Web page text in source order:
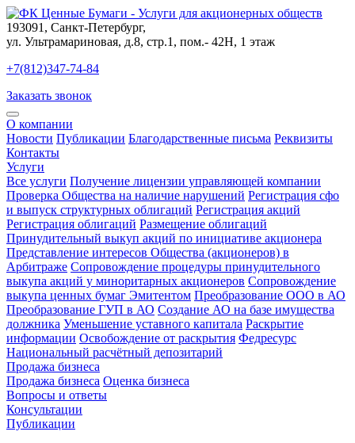
193091 , Санкт-Петербург,
ул. Ультрамариновая, д.8, стр.1, пом.- 42Н, 1 этаж
+7(812)347-74-84
Заказать звонок
О компании
Новости Публикации Благодарственные письма Реквизиты
Контакты
Услуги
Все услуги Получение лицензии управляющей компании
Проверка Общества на наличие нарушений Регистрация сфо
и выпуск структурных облигаций Регистрация акций
Регистрация облигаций Размещение облигаций
Принудительный выкуп акций по инициативе акционера
Представление интересов Общества (акционеров) в
Арбитраже Сопровождение процедуры принудительного
выкупа акций у миноритарных акционеров Сопровождение
выкупа ценных бумаг Эмитентом Преобразование ООО в АО
Преобразование ГУП в АО Создание АО на базе имущества
должника Уменьшение уставного капитала Раскрытие
информации Освобождение от раскрытия Федресурс
Национальный расчётный депозитарий
Продажа бизнеса
Продажа бизнеса Оценка бизнеса
Вопросы и ответы
Консультации
Публикации